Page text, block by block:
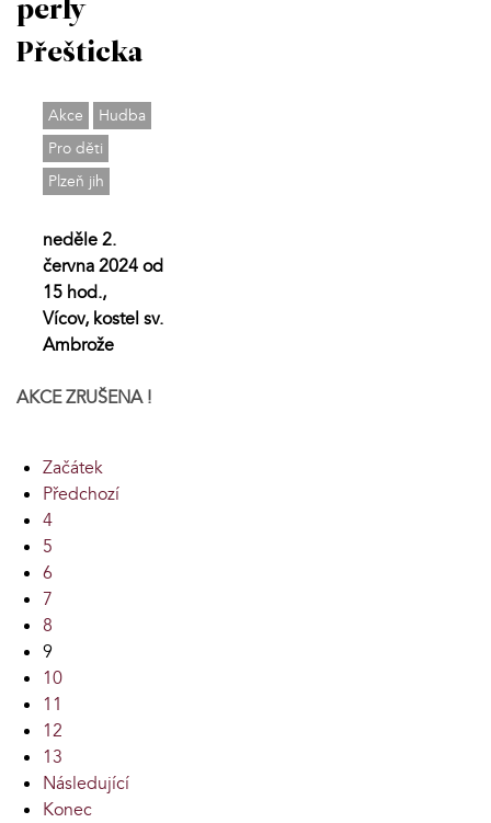
perly
Přešticka
Akce
Hudba
Pro děti
Plzeň jih
neděle 2.
června 2024 od
15 hod.,
Vícov, kostel sv.
Ambrože
AKCE ZRUŠENA !
Začátek
Předchozí
4
5
6
7
8
9
10
11
12
13
Následující
Konec